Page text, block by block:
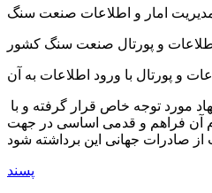
آن فراهم و قدمی اساسی در جهت
پسند